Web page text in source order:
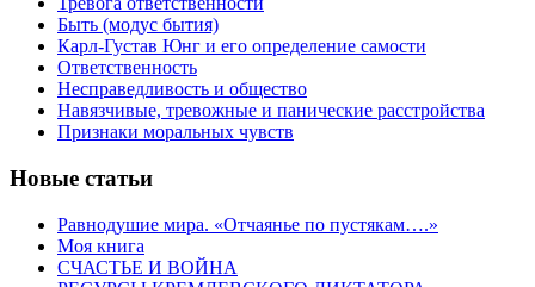
Быть (модус бытия)
Карл-Густав Юнг и его определение самости
Ответственность
Несправедливость и общество
Навязчивые, тревожные и панические расстройства
Признаки моральных чувств
Новые статьи
Равнодушие мира. «Отчаянье по пустякам….»
Моя книга
СЧАСТЬЕ И ВОЙНА